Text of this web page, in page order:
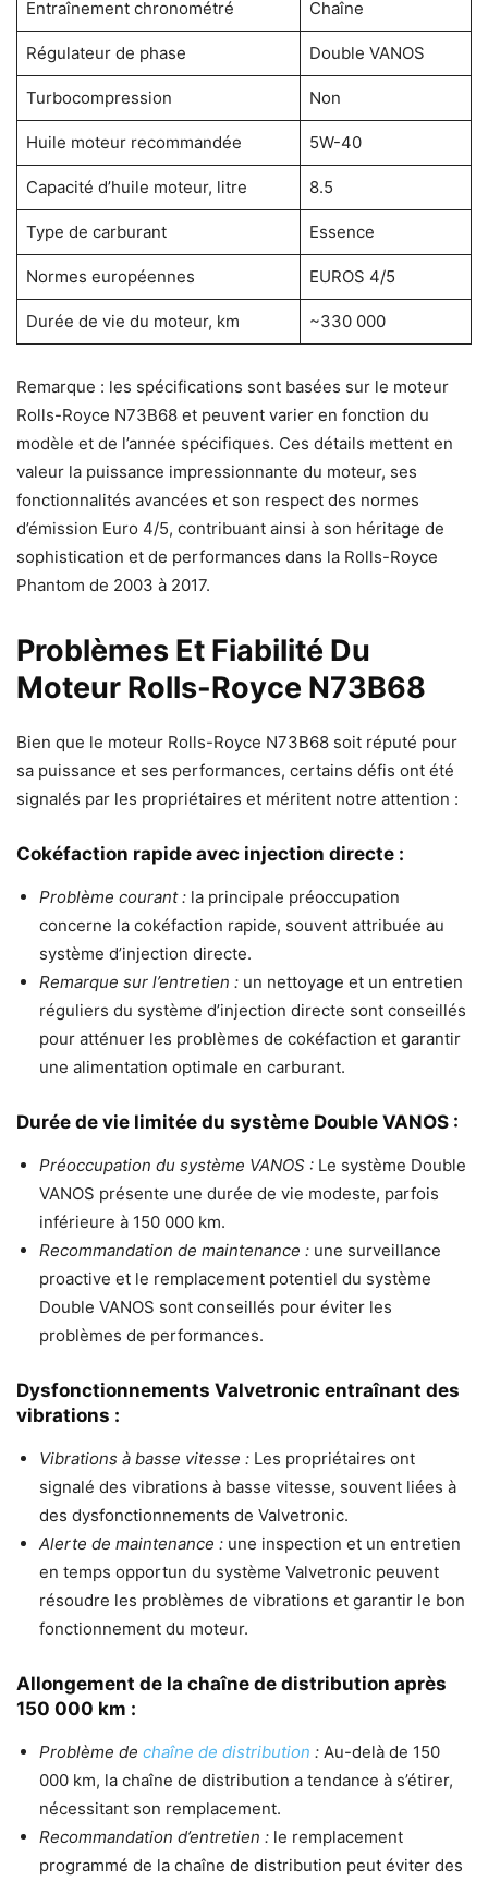
Entraînement chronométré Chaîne
Régulateur de phase Double VANOS
Turbocompression Non
Huile moteur recommandée 5W-40
Capacité d’huile moteur, litre 8.5
Type de carburant Essence
Normes européennes EUROS 4/5
Durée de vie du moteur, km ~330 000
Remarque : les spécifications sont basées sur le moteur
Rolls-Royce N73B68 et peuvent varier en fonction du
modèle et de l’année spécifiques. Ces détails mettent en
valeur la puissance impressionnante du moteur, ses
fonctionnalités avancées et son respect des normes
d’émission Euro 4/5, contribuant ainsi à son héritage de
sophistication et de performances dans la Rolls-Royce
Phantom de 2003 à 2017.
Problèmes Et Fiabilité Du
Moteur Rolls-Royce N73B68
Bien que le moteur Rolls-Royce N73B68 soit réputé pour
sa puissance et ses performances, certains défis ont été
signalés par les propriétaires et méritent notre attention :
Cokéfaction rapide avec injection directe :
Problème courant : la principale préoccupation
concerne la cokéfaction rapide, souvent attribuée au
système d’injection directe.
Remarque sur l’entretien : un nettoyage et un entretien
réguliers du système d’injection directe sont conseillés
pour atténuer les problèmes de cokéfaction et garantir
une alimentation optimale en carburant.
Durée de vie limitée du système Double VANOS :
Préoccupation du système VANOS : Le système Double
VANOS présente une durée de vie modeste, parfois
inférieure à 150 000 km.
Recommandation de maintenance : une surveillance
proactive et le remplacement potentiel du système
Double VANOS sont conseillés pour éviter les
problèmes de performances.
Dysfonctionnements Valvetronic entraînant des
vibrations :
Vibrations à basse vitesse : Les propriétaires ont
signalé des vibrations à basse vitesse, souvent liées à
des dysfonctionnements de Valvetronic.
Alerte de maintenance : une inspection et un entretien
en temps opportun du système Valvetronic peuvent
résoudre les problèmes de vibrations et garantir le bon
fonctionnement du moteur.
Allongement de la chaîne de distribution après
150 000 km :
Problème de chaîne de distribution : Au-delà de 150
000 km, la chaîne de distribution a tendance à s’étirer,
nécessitant son remplacement.
Recommandation d’entretien : le remplacement
programmé de la chaîne de distribution peut éviter des